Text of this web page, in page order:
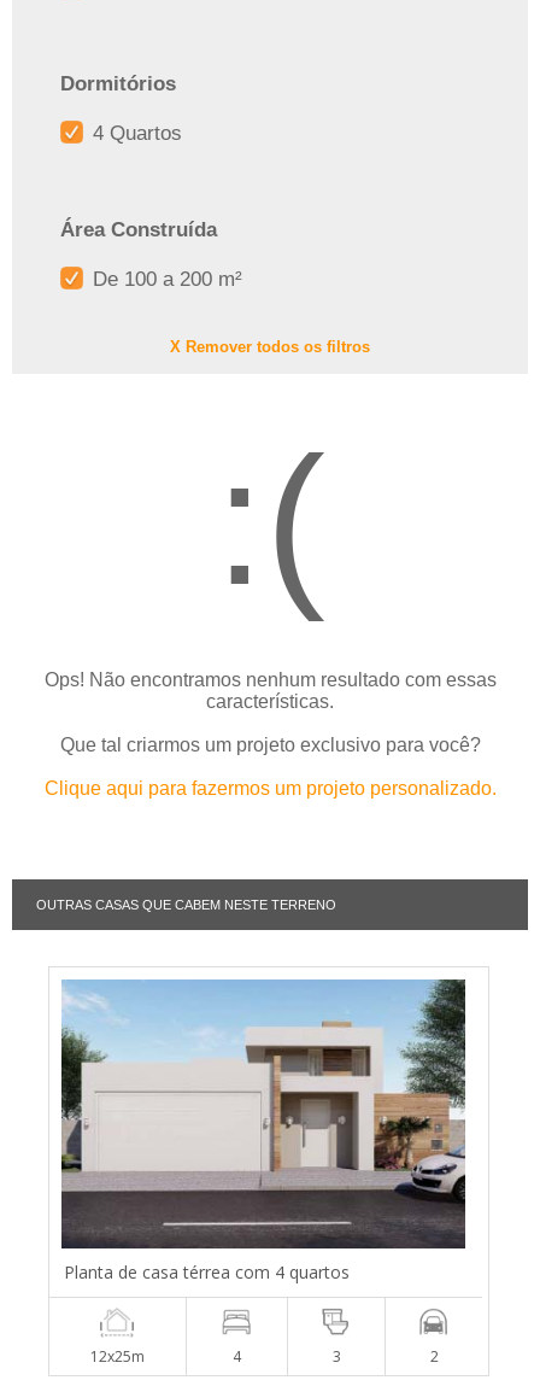
Dormitórios
4 Quartos
Área Construída
De 100 a 200 m²
X Remover todos os filtros
:(
Ops! Não encontramos nenhum resultado com essas
características.
Que tal criarmos um projeto exclusivo para você?
Clique aqui para fazermos um projeto personalizado.
OUTRAS CASAS QUE CABEM NESTE TERRENO
Planta de casa térrea com 4 quartos
12x25m 4 3 2